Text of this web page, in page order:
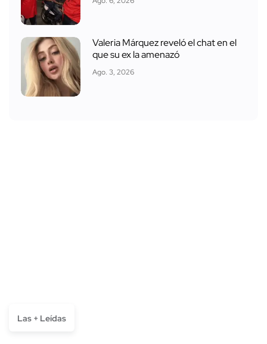
Valeria Márquez reveló el chat en el
que su ex la amenazó
Ago. 3, 2026
Las + Leídas